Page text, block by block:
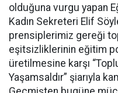
olduğuna vurgu yapan
Kadın Sekreteri Elif
prensiplerimiz gereği
eşitsizliklerinin eğitim
üretilmesine karşı
Yaşamsaldır” şiarıyla